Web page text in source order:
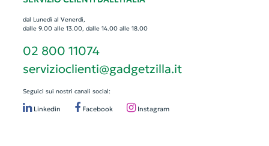
dal Lunedì al Venerdì,
dalle 9.00 alle 13.00, dalle 14.00 alle 18.00
02 800 11074
servizioclienti@gadgetzilla.it
Seguici sui nostri canali social:
Linkedin Facebook Instagram